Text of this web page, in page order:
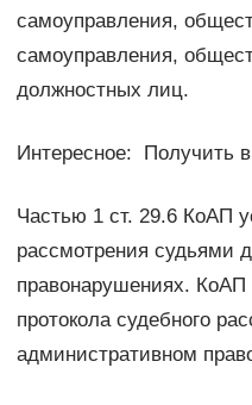
самоуправления,
самоуправления,
должностных лиц.
Интересное: Получить
Частью 1 ст. 29.6 КоАП
рассмотрения судьями
правонарушениях. КоАП
протокола судебного
административном